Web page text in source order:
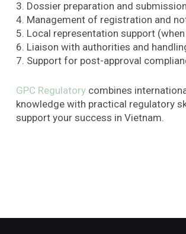
3. Dossier preparation and submission
4. Management of registration and
5. Local representation support
6. Liaison with authorities and
7. Support for post-approval
GPC Regulatory combines
knowledge with practical regulatory
support your success in Vietnam.